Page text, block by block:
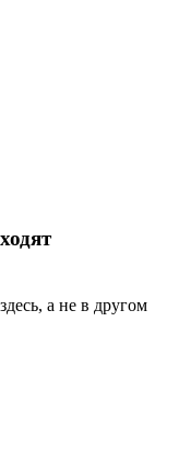
а не в другом